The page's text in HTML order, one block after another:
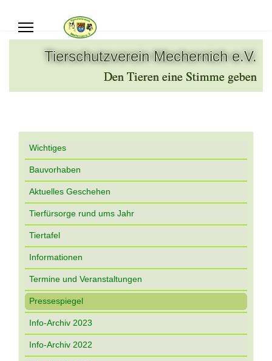
Tierschutzverein Mechernich e.V.
Den Tieren eine Stimme geben
Wichtiges
Bauvorhaben
Aktuelles Geschehen
Tierfürsorge rund ums Jahr
Tiertafel
Informationen
Termine und Veranstaltungen
Pressespiegel
Info-Archiv 2023
Info-Archiv 2022